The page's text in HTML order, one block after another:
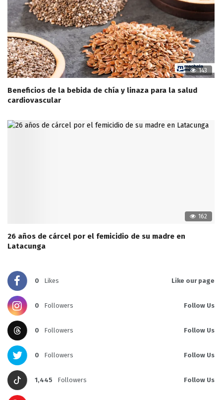
143
Beneficios de la bebida de chía y linaza para la salud
cardiovascular
162
26 años de cárcel por el femicidio de su madre en
Latacunga
0 Likes Like our page
0 Followers Follow Us
0 Followers Follow Us
0 Followers Follow Us
1,445 Followers Follow Us